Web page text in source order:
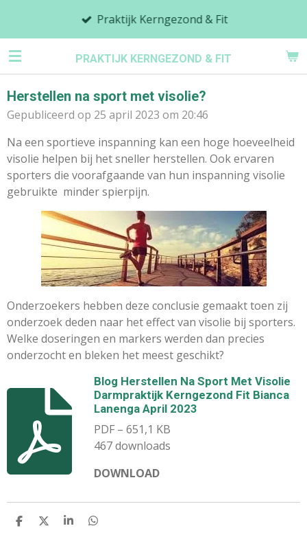
de
PRAKTIJK KERNGEZOND & FIT
Praktijk Kerngezond & Fit
Herstellen na sport met visolie?
Gepubliceerd op 25 april 2023 om 20:46
Na een sportieve inspanning kan een hoge hoeveelheid
visolie helpen bij het sneller herstellen. Ook ervaren
sporters die voorafgaande van hun inspanning visolie
gebruikte minder spierpijn.
Onderzoekers hebben deze conclusie gemaakt toen zij
onderzoek deden naar het effect van visolie bij sporters.
Welke doseringen en markers werden dan precies
onderzocht en bleken het meest geschikt?
Blog Herstellen Na Sport Met Visolie
Darmpraktijk Kerngezond Fit Bianca
Lanenga April 2023
PDF – 651,1 KB
467 downloads
DOWNLOAD
D
D
S
D